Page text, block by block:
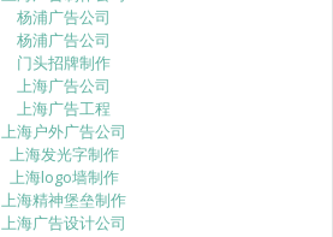
杨浦广告公司
杨浦广告公司
门头招牌制作
上海广告公司
上海广告工程
上海户外广告公司
上海发光字制作
上海logo墙制作
上海精神堡垒制作
上海广告设计公司